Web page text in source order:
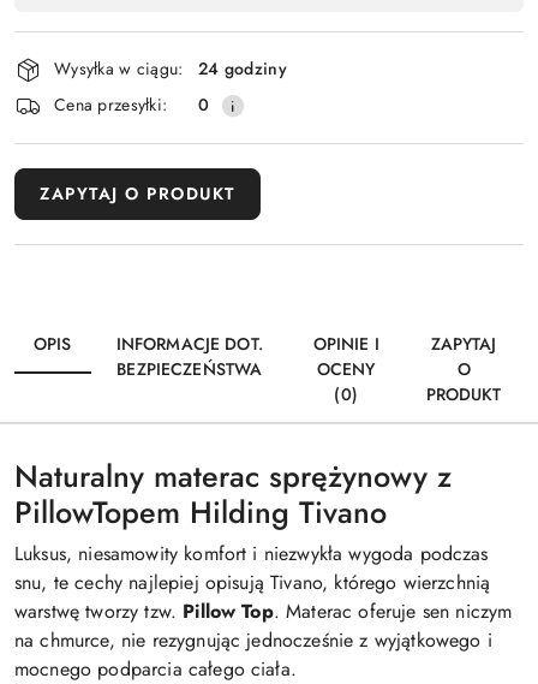
płatność
i
dostawa
Wysyłka w ciągu:
24 godziny
Cena przesyłki:
0
ZAPYTAJ O PRODUKT
OPIS
INFORMACJE DOT.
BEZPIECZEŃSTWA
OPINIE I
OCENY
(0)
ZAPYTAJ
O
PRODUKT
Naturalny materac sprężynowy z
PillowTopem Hilding Tivano
Luksus, niesamowity komfort i niezwykła wygoda podczas
snu, te cechy najlepiej opisują Tivano, którego wierzchnią
warstwę tworzy tzw. Pillow Top. Materac oferuje sen niczym
na chmurce, nie rezygnując jednocześnie z wyjątkowego i
mocnego podparcia całego ciała.